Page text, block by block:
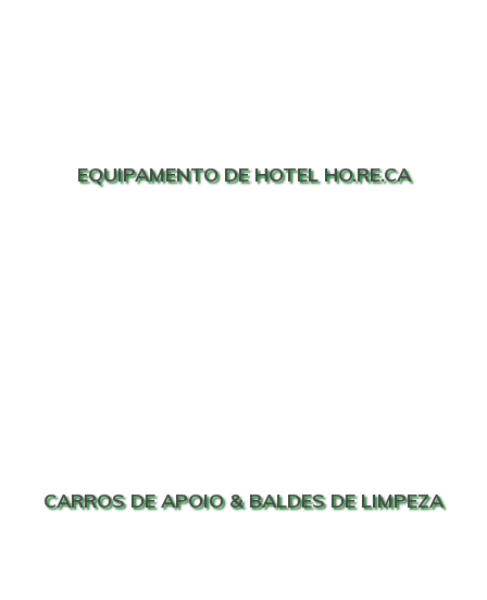
EQUIPAMENTO DE HOTEL HO.RE.CA
CARROS DE APOIO & BALDES DE LIMPEZA